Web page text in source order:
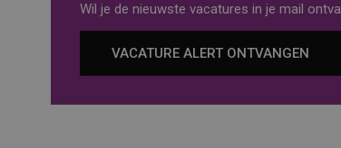
Wil je de nieuwste vacatures in je mail
VACATURE ALERT ONTVANGEN